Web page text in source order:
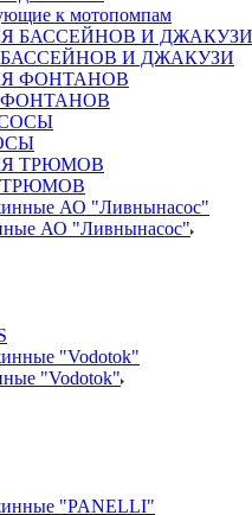
к мотопомпам
И ДЖАКУЗИ
АО "Ливнынасос"
"Vodotok"